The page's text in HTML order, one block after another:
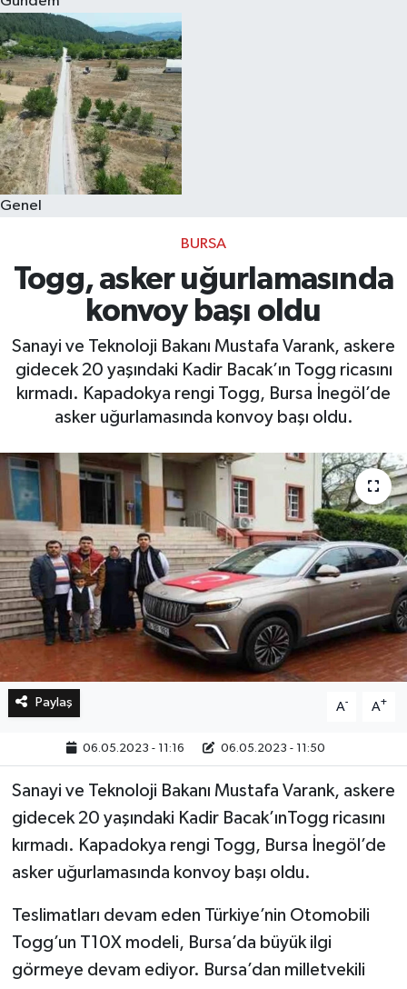
Genel
BURSA
Togg, asker uğurlamasında
konvoy başı oldu
Sanayi ve Teknoloji Bakanı Mustafa Varank, askere
gidecek 20 yaşındaki Kadir Bacak’ın Togg ricasını
kırmadı. Kapadokya rengi Togg, Bursa İnegöl’de
asker uğurlamasında konvoy başı oldu.
Paylaş A- A+
06.05.2023 - 11:16 06.05.2023 - 11:50
Sanayi ve Teknoloji Bakanı Mustafa Varank, askere
gidecek 20 yaşındaki Kadir Bacak’ınTogg ricasını
kırmadı. Kapadokya rengi Togg, Bursa İnegöl’de
asker uğurlamasında konvoy başı oldu.
Teslimatları devam eden Türkiye’nin Otomobili
Togg’un T10X modeli, Bursa’da büyük ilgi
görmeye devam ediyor. Bursa’dan milletvekili
Eğitim
Sağlık
Dünya
Magazin
Kültür & Sanat
Teknoloji
Bilim
Genel
Bilim, Teknoloji